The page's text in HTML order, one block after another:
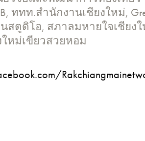
ททท.สำนักงานเชียงใหม่,
นสตูดิโอ, สภาลมหายใจเชียง
ใหม่เขียวสวยหอม